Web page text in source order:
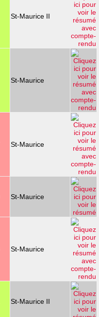
St-Maurice II
St-Maurice
St-Maurice
St-Maurice
St-Maurice
St-Maurice II